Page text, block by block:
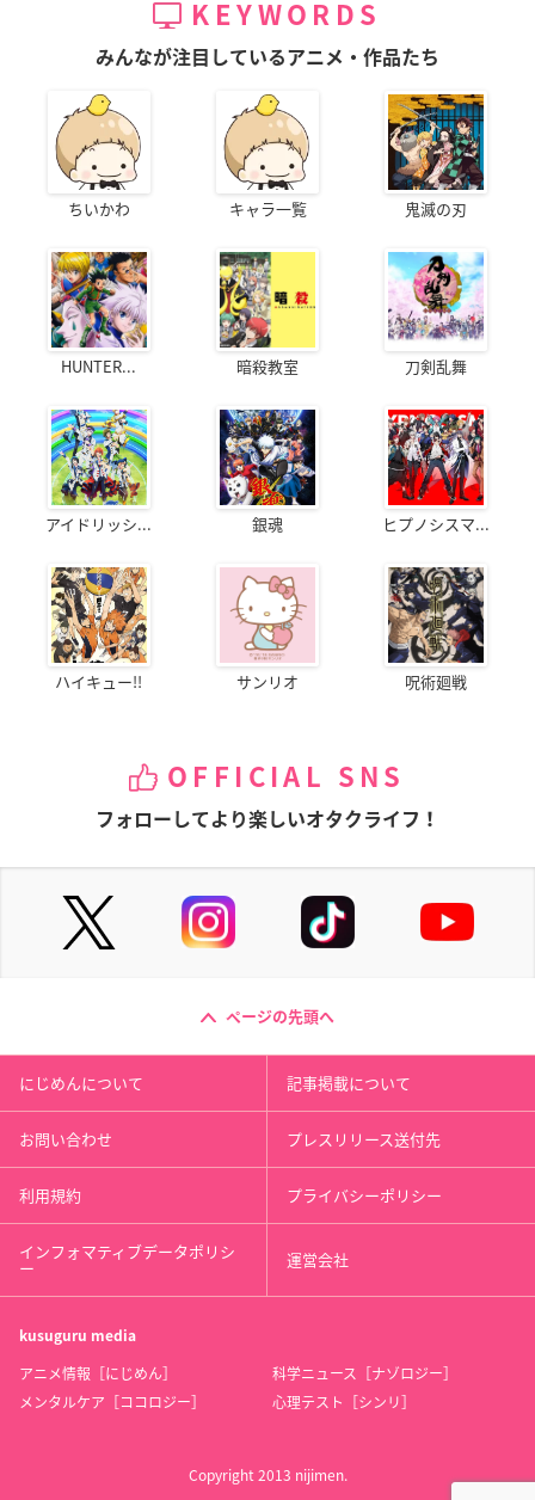
KEYWORDS
みんなが注目しているアニメ・作品たち
ちいかわ キャラ一覧 鬼滅の刃
HUNTER... 暗殺教室 刀剣乱舞
アイドリッシ... 銀魂 ヒプノシスマ...
ハイキュー!! サンリオ 呪術廻戦
OFFICIAL SNS
フォローしてより楽しいオタクライフ！
ページの先頭へ
にじめんについて 記事掲載について
お問い合わせ プレスリリース送付先
利用規約 プライバシーポリシー
インフォマティブデータポリシ
ー 運営会社
kusuguru media
アニメ情報［にじめん］
科学ニュース［ナゾロジー］
メンタルケア［ココロジー］
心理テスト［シンリ］
Copyright 2013 nijimen.